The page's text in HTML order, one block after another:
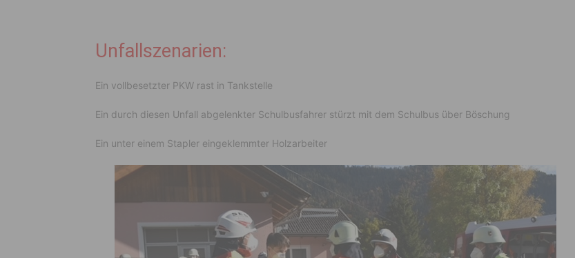
Unfallszenarien:
Ein vollbesetzter PKW rast in Tankstelle
Ein durch diesen Unfall abgelenkter Schulbusfahrer stürzt mit dem Schulbus über Böschung
Ein unter einem Stapler eingeklemmter Holzarbeiter